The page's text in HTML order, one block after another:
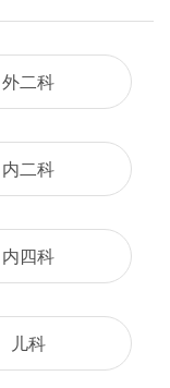
外二科
内二科
内四科
儿科